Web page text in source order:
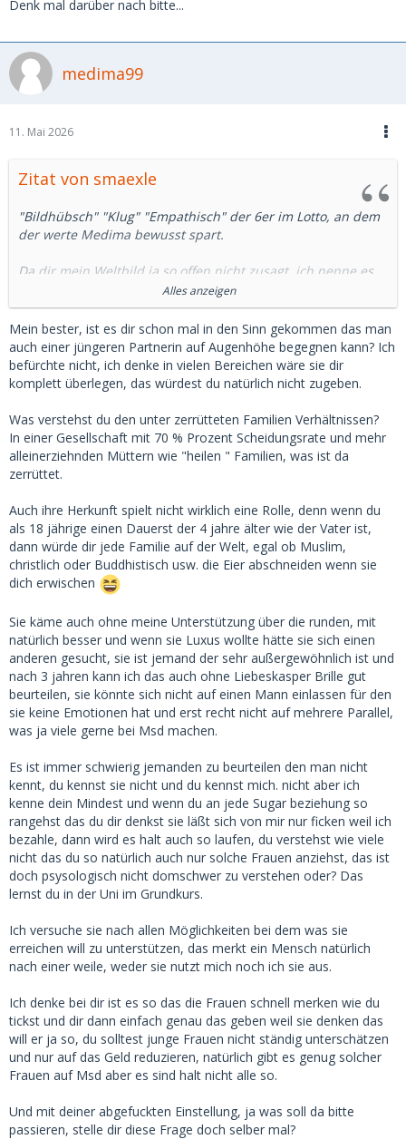
Denk mal darüber nach bitte...
medima99
11. Mai 2026
Zitat von smaexle
"Bildhübsch" "Klug" "Empathisch" der 6er im Lotto, an dem
der werte Medima bewusst spart.
Da dir mein Weltbild ja so offen nicht zusagt, ich nenne es
Realität, beehre ich dich mit ein paar Fragen dazu die mich
interessieren und vielleicht ja mein eigenes Weltbild ins
Wanken bringen könnten:
Der Familiäre Hintergrund deines SBs würde mich als erstes
interessieren. Zerrüttete Familie? Finanzielle
Schwierigkeiten? Die einzige ohne Abi, Job oder
Ausbildung/Studium?
Du hast sie mit 18 aufgegriffen. Du der erfahrene Mann! Sie
war zu diesem Zeitpunkt wer? Lost? Stabil? Versorgt?
Du gibst ihr vermeintlich Halt in dieser kalten Welt? Du
führst sie? Manipulierst sie? Sie braucht nicht mehr Geld?
Sie hat genug oder hälst du sie mit Absicht knapp?
Zahlst du ihr das Studium? Den Führerschein? Weist ihr den
Weg in ein eigenes, selbstbestimmtes Leben oder nutzt du
ihre Situation bewusst und mit Kalkül aus?
Du hast mal davon gesprochen, sie könne nicht zu dir
ziehen. Muslimin? Die Brüder/ihr Vater würden dich ans
Auto binden und über die Stadtautobahn ziehen wenn sie
es wüssten?
Denk mal darüber nach bitte...
Alles anzeigen
Mein bester, ist es dir schon mal in den Sinn gekommen das man
auch einer jüngeren Partnerin auf Augenhöhe begegnen kann? Ich
befürchte nicht, ich denke in vielen Bereichen wäre sie dir
komplett überlegen, das würdest du natürlich nicht zugeben.
Was verstehst du den unter zerrütteten Familien Verhältnissen?
In einer Gesellschaft mit 70 % Prozent Scheidungsrate und mehr
alleinerziehnden Müttern wie "heilen " Familien, was ist da
zerrüttet.
Auch ihre Herkunft spielt nicht wirklich eine Rolle, denn wenn du
als 18 jährige einen Dauerst der 4 jahre älter wie der Vater ist,
dann würde dir jede Familie auf der Welt, egal ob Muslim,
christlich oder Buddhistisch usw. die Eier abschneiden wenn sie
dich erwischen
Sie käme auch ohne meine Unterstützung über die runden, mit
natürlich besser und wenn sie Luxus wollte hätte sie sich einen
anderen gesucht, sie ist jemand der sehr außergewöhnlich ist und
nach 3 jahren kann ich das auch ohne Liebeskasper Brille gut
beurteilen, sie könnte sich nicht auf einen Mann einlassen für den
sie keine Emotionen hat und erst recht nicht auf mehrere Parallel,
was ja viele gerne bei Msd machen.
Es ist immer schwierig jemanden zu beurteilen den man nicht
kennt, du kennst sie nicht und du kennst mich. nicht aber ich
kenne dein Mindest und wenn du an jede Sugar beziehung so
rangehst das du dir denkst sie läßt sich von mir nur ficken weil ich
bezahle, dann wird es halt auch so laufen, du verstehst wie viele
nicht das du so natürlich auch nur solche Frauen anziehst, das ist
doch psysologisch nicht domschwer zu verstehen oder? Das
lernst du in der Uni im Grundkurs.
Ich versuche sie nach allen Möglichkeiten bei dem was sie
erreichen will zu unterstützen, das merkt ein Mensch natürlich
nach einer weile, weder sie nutzt mich noch ich sie aus.
Ich denke bei dir ist es so das die Frauen schnell merken wie du
tickst und dir dann einfach genau das geben weil sie denken das
will er ja so, du solltest junge Frauen nicht ständig unterschätzen
und nur auf das Geld reduzieren, natürlich gibt es genug solcher
Frauen auf Msd aber es sind halt nicht alle so.
Und mit deiner abgefuckten Einstellung, ja was soll da bitte
passieren, stelle dir diese Frage doch selber mal?